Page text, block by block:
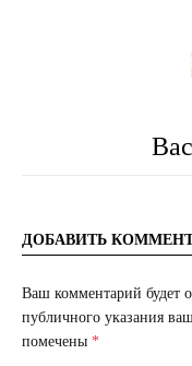
ДОБАВИТЬ
Ваш комментарий будет
публичного указания
помечены *